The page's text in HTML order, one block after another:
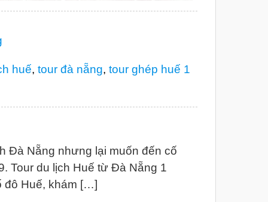
huế, tour đà nẵng, tour ghép huế 1
Đà Nẵng nhưng lại muốn đến cố
Tour du lịch Huế từ Đà Nẵng 1
đô Huế, khám […]